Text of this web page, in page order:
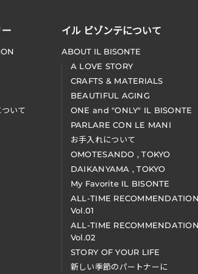
いて
イル ビゾンテについて
ABOUT IL BISONTE
A LOVE STORY
CRAFTS & MATERIALS
BEAUTIFUL AGING
ONE and "ONLY" IL BISONTE
PARLARE CON LE MANI
お手入れについて
OMOTESANDO , TOKYO
DAIKANYAMA , TOKYO
My Favorite IL BISONTE
ALL-TIME
Vol.01
ALL-TIME
Vol.02
STORY OF YOUR LIFE
新しい季節のパートナーに